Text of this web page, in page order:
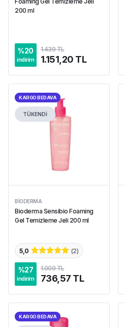
200 ml
%20
indirim
1.439 TL
1.151,20 TL
KARGO BEDAVA
TÜKENDİ
BIODERMA
Bioderma Sensibio Foaming
Gel Temizleme Jeli 200 ml
5,0 (2)
%27
indirim
1.009 TL
736,57 TL
KARGO BEDAVA